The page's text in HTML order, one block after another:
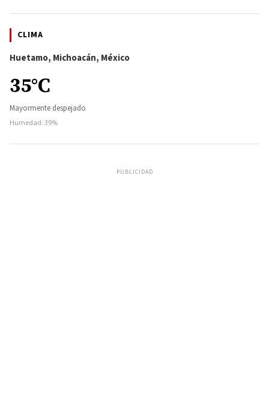
CLIMA
Huetamo, Michoacán, México
35°C
Mayormente despejado
Humedad: 39%
PUBLICIDAD